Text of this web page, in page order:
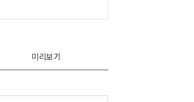
미리보기